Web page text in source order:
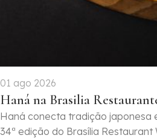
01 ago 2026
Haná na Brasilia
Haná conecta tradição japonesa
34ª edição do Brasília Restaurant